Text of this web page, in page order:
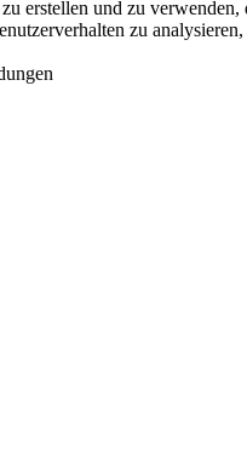
erstellen und zu verwenden,
zu